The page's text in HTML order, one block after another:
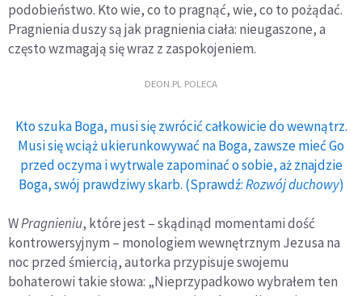
podobieństwo. Kto wie, co to pragnąć, wie, co to pożądać.
Pragnienia duszy są jak pragnienia ciała: nieugaszone, a
często wzmagają się wraz z zaspokojeniem.
DEON.PL POLECA
Kto szuka Boga, musi się zwrócić całkowicie do wewnątrz.
Musi się wciąż ukierunkowywać na Boga, zawsze mieć Go
przed oczyma i wytrwale zapominać o sobie, aż znajdzie
Boga, swój prawdziwy skarb. (Sprawdź:Rozwój duchowy)
WPragnieniu, które jest – skądinąd momentami dość
kontrowersyjnym – monologiem wewnętrznym Jezusa na
noc przed śmiercią, autorka przypisuje swojemu
bohaterowi takie słowa: „Nieprzypadkowo wybrałem ten